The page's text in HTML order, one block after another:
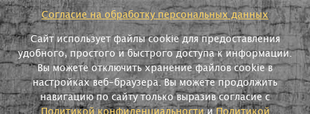
Согласие на обработку персональных данных
Сайт использует файлы cookie для предоставления
удобного, простого и быстрого доступа к информации.
Вы можете отключить хранение файлов cookie в
настройках веб-браузера. Вы можете продолжить
навигацию по сайту только выразив согласие с
Политикой конфиденциальностии Политикой